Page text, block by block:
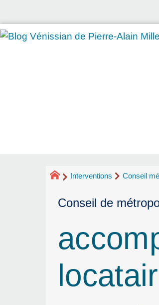
Interventions Conseil
Conseil de